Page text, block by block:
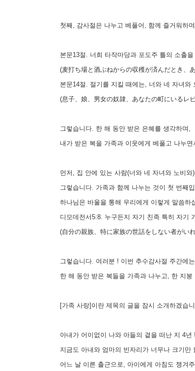
첫째, 감사절은 나누고 베풀어, 함께 즐거워하
본문13절. 너희 타작마당과 포도주 틀의 소출
(麦打ち場と酒ぶねからの収穫が済んだとき、
본문14절. 절기를 지킬 때에는, 너와 네 자녀와
(息子、娘、男女の奴隷、あなたの町にいるレ
그렇습니다. 한 해 동안 받은 은혜를 생각하며,
내가 받은 복을 가족과 이웃에게 베풀고 나누
먼저, 집 안에 있는 사람(너와 네 자녀와 노비와
그렇습니다. 가족과 함께 나누는 것이 첫 번째입
하나님은 바울을 통해 우리에게 이렇게 말씀하
디모데전서5:8. 누구든지 자기 친족 특히 자기
(自分の親族、特に家族の世話をしない者がい
그렇습니다. 여러분 ! 이번 추수감사절 주간에는,
한 해 동안 받은 복들을 가족과 나누고, 한 지붕
[가족 사랑]이란 제목의 글을 잠시 소개하겠습니
아내가 어이없이 나와 아들의 곁을 떠난 지 4년
지금도 아내와 엄마의 빈자리가 너무나 크기만
어느 날 이른 출근으로, 아이에게 아침도 챙겨